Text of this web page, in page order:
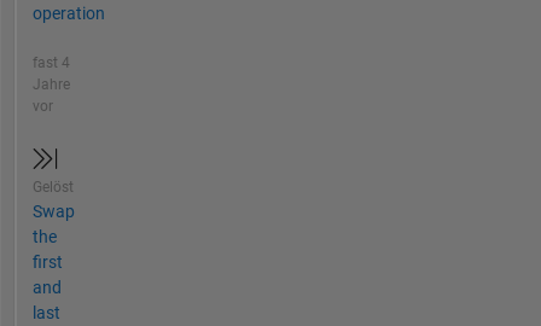
operation
fast 4
Jahre
vor
Gelöst
Swap
the
first
and
last